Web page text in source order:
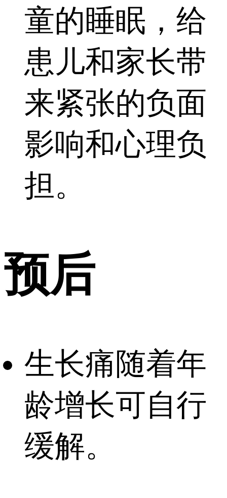
童的睡眠，给
患儿和家长带
来紧张的负面
影响和心理负
担。
预后
生长痛随着年
龄增长可自行
缓解。